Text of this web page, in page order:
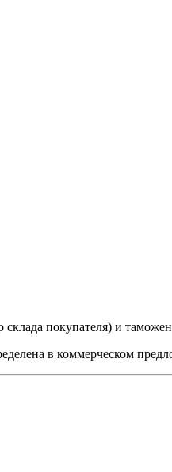
склада покупателя) и
в коммерческом